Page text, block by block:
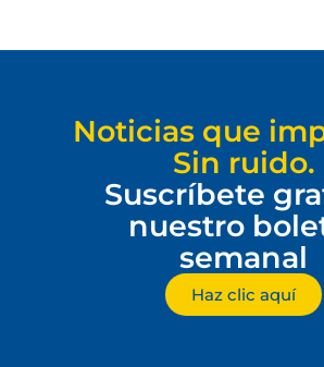
Noticias que
Sin ruido.
Suscríbete
nuestro
semanal
Haz clic aquí